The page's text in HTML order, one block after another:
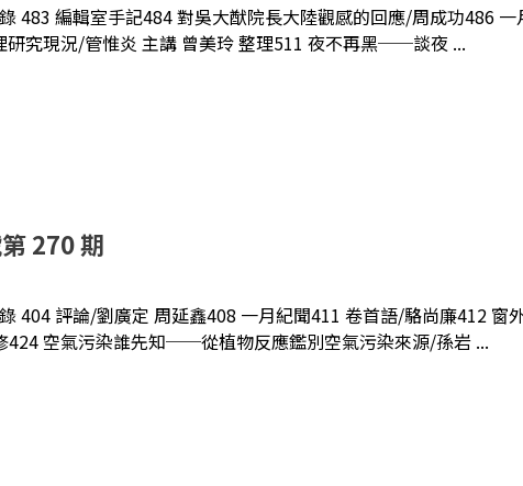
483 編輯室手記484 對吳大猷院長大陸觀感的回應/周成功486
研究現況/管惟炎 主講 曾美玲 整理511 夜不再黑──談夜 ...
270 期
404 評論/劉廣定 周延鑫408 一月紀聞411 卷首語/駱尚廉412
空氣污染誰先知──從植物反應鑑別空氣污染來源/孫岩 ...